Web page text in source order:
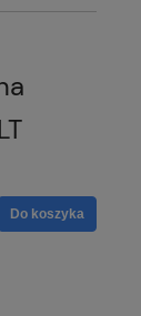
Do koszyka